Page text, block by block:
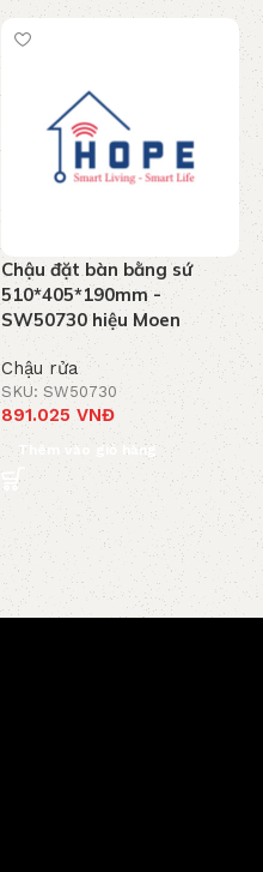
Chậu đặt bàn bằng sứ
510*405*190mm -
SW50730 hiệu Moen
Chậu rửa
SKU: SW50730
891.025 VNĐ
Thêm vào giỏ hàng